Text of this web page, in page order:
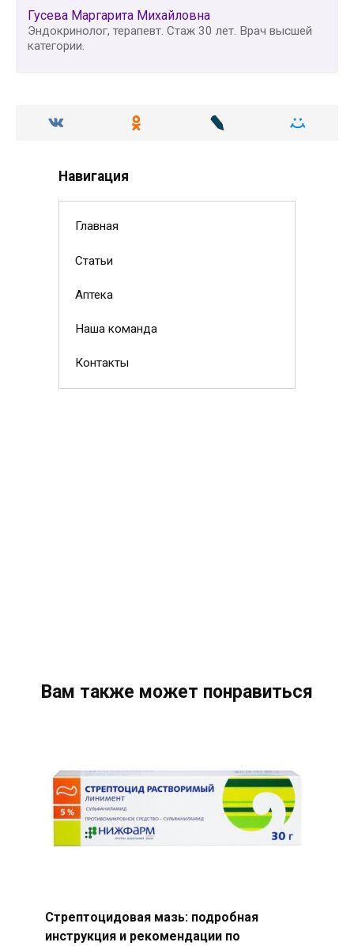
Гусева Маргарита Михайловна
Эндокринолог, терапевт. Стаж 30 лет. Врач высшей
категории.
Навигация
Главная
Статьи
Аптека
Наша команда
Контакты
Вам также может понравиться
Стрептоцидовая мазь: подробная
инструкция и рекомендации по